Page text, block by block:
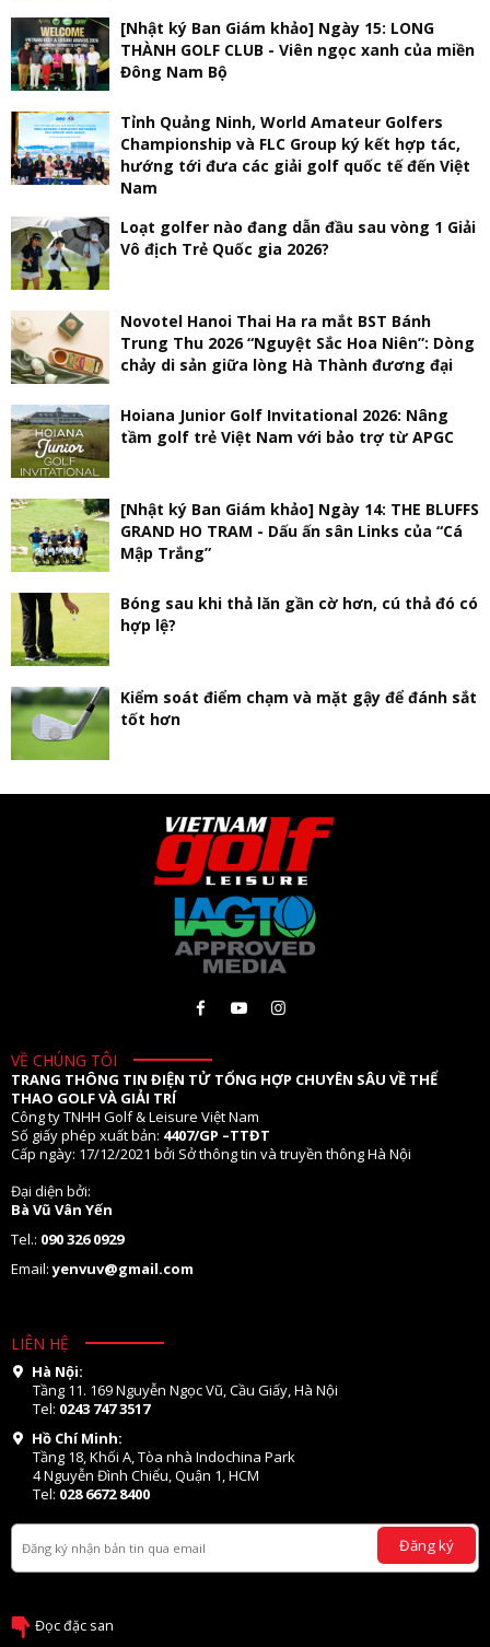
[Nhật ký Ban Giám khảo] Ngày 15: LONG
THÀNH GOLF CLUB - Viên ngọc xanh của miền
Đông Nam Bộ
Tỉnh Quảng Ninh, World Amateur Golfers
Championship và FLC Group ký kết hợp tác,
hướng tới đưa các giải golf quốc tế đến Việt
Nam
Loạt golfer nào đang dẫn đầu sau vòng 1 Giải
Vô địch Trẻ Quốc gia 2026?
Novotel Hanoi Thai Ha ra mắt BST Bánh
Trung Thu 2026 “Nguyệt Sắc Hoa Niên”: Dòng
chảy di sản giữa lòng Hà Thành đương đại
Hoiana Junior Golf Invitational 2026: Nâng
tầm golf trẻ Việt Nam với bảo trợ từ APGC
[Nhật ký Ban Giám khảo] Ngày 14: THE BLUFFS
GRAND HO TRAM - Dấu ấn sân Links của “Cá
Mập Trắng”
Bóng sau khi thả lăn gần cờ hơn, cú thả đó có
hợp lệ?
Kiểm soát điểm chạm và mặt gậy để đánh sắt
tốt hơn
VỀ CHÚNG TÔI
TRANG THÔNG TIN ĐIỆN TỬ TỔNG HỢP CHUYÊN SÂU VỀ THỂ
THAO GOLF VÀ GIẢI TRÍ
Công ty TNHH Golf & Leisure Việt Nam
Số giấy phép xuất bản: 4407/GP –TTĐT
Cấp ngày: 17/12/2021 bởi Sở thông tin và truyền thông Hà Nội
Đại diện bởi:
Bà Vũ Vân Yến
Tel.: 090 326 0929
Email:yenvuv@gmail.com
LIÊN HỆ
Hà Nội:
Tầng 11. 169 Nguyễn Ngọc Vũ, Cầu Giấy, Hà Nội
Tel: 0243 747 3517
Hồ Chí Minh:
Tầng 18, Khối A, Tòa nhà Indochina Park
4 Nguyễn Đình Chiểu, Quận 1, HCM
Tel: 028 6672 8400
Đăng ký
Đọc đặc san